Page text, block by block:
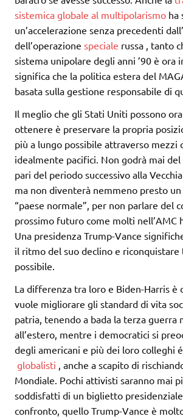
sistemica globale al multipolarismo ha
un’accelerazione senza precedenti
dell’operazione speciale russa , tanto
sistema unipolare degli anni ’90 è ora
significa che la politica estera del
basata sulla gestione responsabile di
Il meglio che gli Stati Uniti possono
ottenere è preservare la propria
più a lungo possibile attraverso mezzi
idealmente pacifici. Non godrà mai
pari del periodo successivo alla
ma non diventerà nemmeno presto
“paese normale”, per non parlare del
prossimo futuro come molti nell’AMC
Una presidenza Trump-Vance
il ritmo del suo declino e
possibile.
La differenza tra loro e Biden-Harris è
vuole migliorare gli standard di vita
patria, tenendo a bada la terza guerra
all’estero, mentre i democratici si
degli americani e più dei loro colleghi
globalisti , anche a scapito di
Mondiale. Pochi attivisti saranno mai
soddisfatti di un biglietto
confronto, quello Trump-Vance è